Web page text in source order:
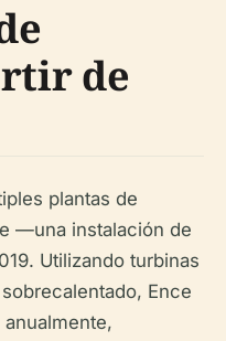
de
plantas de
—una instalación de
Utilizando turbinas
Ence